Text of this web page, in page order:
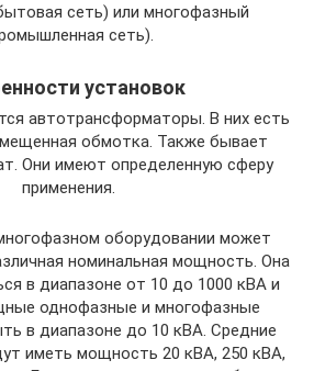
сеть) или многофазный
сеть).
установок
автотрансформаторы. В них есть
обмотка. Также бывает
Они имеют определенную сферу
применения.
оборудовании может
номинальная мощность. Она
в диапазоне от 10 до 1000 кВА и
однофазные и многофазные
в диапазоне до 10 кВА. Средние
иметь мощность 20 кВА, 250 кВА,